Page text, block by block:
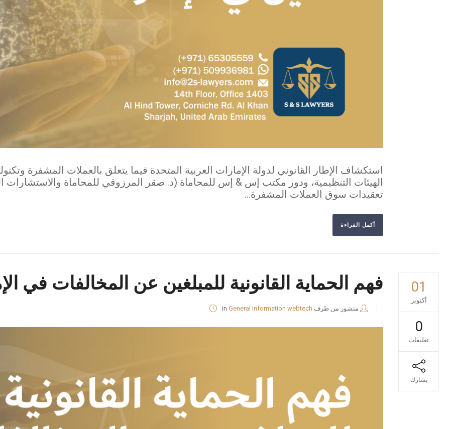
استكشاف الإطار القانوني لدولة الإمارات العربية المتحدة فيما يتعلق بالعملات المشفرة
الهيئات التنظيمية، ودور مكتب إس & إس للمحاماة (د. صقر المرزوقي للمحاماة والاستشارات
تعقيدات سوق العملات المشفرة...
أكمل القراءة
01
أكتوبر
0
تعليقات
يشارك
فهم الحماية القانونية للمبلغين عن المخالفات في
منشور من طرف webtech
in General Information